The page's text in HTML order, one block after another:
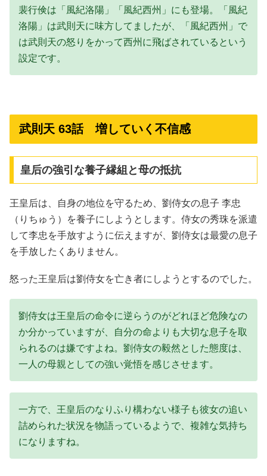
裴行倹は「風紀洛陽」「風紀西州」にも登場。「風紀
洛陽」は武則天に味方してましたが、「風紀西州」で
は武則天の怒りをかって西州に飛ばされているという
設定です。
武則天 63話 増していく不信感
皇后の強引な養子縁組と母の抵抗
王皇后は、自身の地位を守るため、劉侍女の息子 李忠
（りちゅう）を養子にしようとします。侍女の秀珠を派遣
して李忠を手放すように伝えますが、劉侍女は最愛の息子
を手放したくありません。
怒った王皇后は劉侍女を亡き者にしようとするのでした。
劉侍女は王皇后の命令に逆らうのがどれほど危険なの
か分かっていますが、自分の命よりも大切な息子を取
られるのは嫌ですよね。劉侍女の毅然とした態度は、
一人の母親としての強い覚悟を感じさせます。
一方で、王皇后のなりふり構わない様子も彼女の追い
詰められた状況を物語っているようで、複雑な気持ち
になりますね。